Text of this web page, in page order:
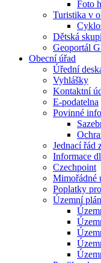
Foto
Turistika v
Dětská
Geoportál
Obecní úřad
Úřední
Vyhlášky
Kontaktní
E-podatelna
Povinné
Jednací řád
Informace
Czechpoint
Mimořádné
Poplatky
Územní